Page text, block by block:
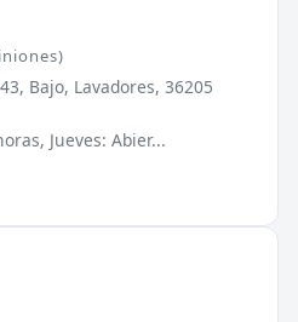
Bajo, Lavadores, 36205
Jueves: Abier...